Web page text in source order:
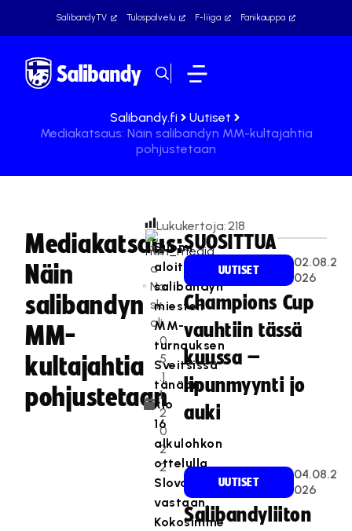
SalibandyTV Tulospalvelu F-liiga Fanikauppa
Salibandy.fi
Uutiset
Mediakatsaus: Näin salibandyn MM-kultajahtia
pohjustetaan
Mediakatsaus:
Näin
salibandyn
MM-
kultajahtia
pohjustetaan
Te
a
Na
sk
ali
0
5
.1
1.
2
0
2
2
Lukukertoja:218
Suomi
aloittaa
salibandyn
miesten
MM-
turnauksen
Sveitsissä
tänään
klo
16
alkulohkon
ottelulla
Slovakiaa
vastaan.
Kokosimme
SUOSITTUA
UUTISET
02.08.2
026
Champions Cup
vauhtiin tässä
kuussa –
lipunmyynti jo
auki
UUTISET
04.08.2
026
Salibandyliiton